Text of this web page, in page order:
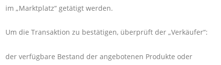
im „Marktplatz“ getätigt werden.
Um die Transaktion zu bestätigen, überprüft der „Verkäufer“:
der verfügbare Bestand der angebotenen Produkte oder